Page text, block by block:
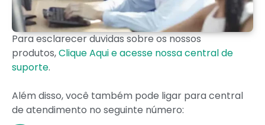
Para esclarecer duvidas sobre os nossos
produtos,Clique Aqui e acesse nossa central de
suporte.
Além disso, você também pode ligar para central
de atendimento no seguinte número: